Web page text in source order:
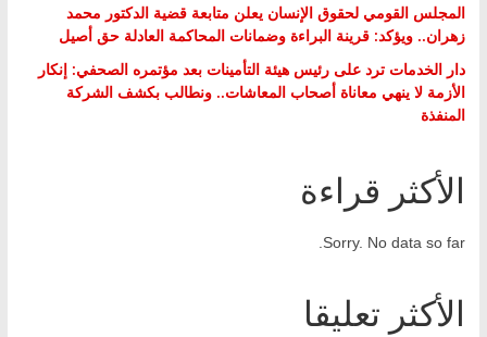
المجلس القومي لحقوق الإنسان يعلن متابعة قضية الدكتور محمد
زهران.. ويؤكد: قرينة البراءة وضمانات المحاكمة العادلة حق أصيل
دار الخدمات ترد على رئيس هيئة التأمينات بعد مؤتمره الصحفي: إنكار
الأزمة لا ينهي معاناة أصحاب المعاشات.. ونطالب بكشف الشركة
المنفذة
الأكثر قراءة
Sorry. No data so far.
الأكثر تعليقا